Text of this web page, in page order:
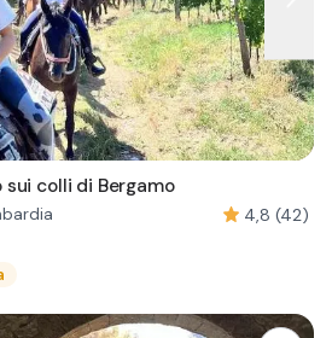
sui colli di Bergamo
4,8 (42)